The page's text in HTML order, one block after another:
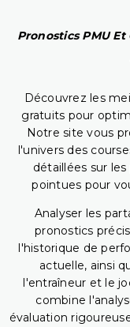
Pronostics PMU
Découvrez les
gratuits pour
Notre site vous
l'univers des
détaillées sur
pointues pour
Analyser les
pronostics
l'historique de
actuelle, ainsi
l'entraîneur et le
combine
évaluation